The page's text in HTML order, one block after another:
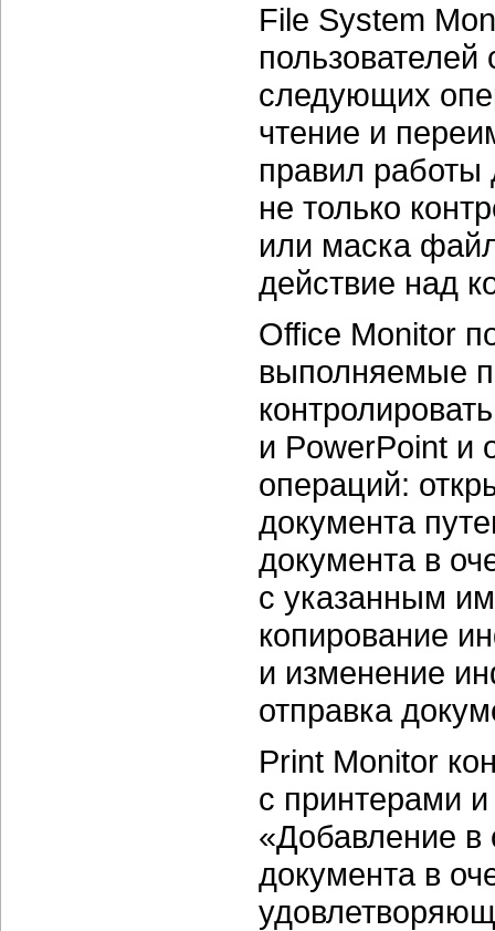
File System
следующих
чтение и
правил работы
не только
или маска
действие над
Office Monitor
выполняемые
и PowerPoint и
операций:
документа
документа в
с указанным
копирование
и изменение
отправка
Print Monitor
с принтерами
«Добавление в
документа в